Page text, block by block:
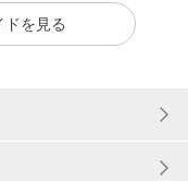
ドを見る